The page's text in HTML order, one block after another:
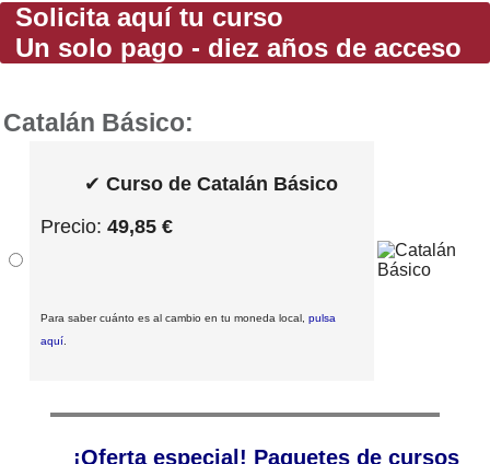
Solicita aquí tu curso
Un solo pago - diez años de acceso
Catalán Básico:
✔ Curso de Catalán Básico
Precio: 49,85 €
Para saber cuánto es al cambio en tu moneda local, pulsa
aquí
¡Oferta especial! Paquetes de cursos